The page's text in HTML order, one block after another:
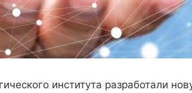
института разработали